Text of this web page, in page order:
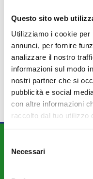
Questo sito web
Utilizziamo i cookie per
annunci, per fornire
analizzare il nostro
informazioni sul modo
nostri partner che si
pubblicità e social
con altre informazioni
raccolto dal tuo utilizzo
delNecessari
RIFIUTI,TASI,
,BENI
PATTO DI